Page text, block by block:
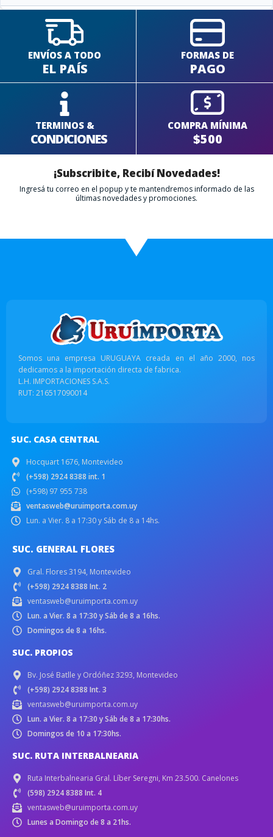
ENVÍOS A TODO
EL PAÍS
FORMAS DE
PAGO
TERMINOS &
CONDICIONES
COMPRA MÍNIMA
$500
¡Subscribite, Recibí Novedades!
Ingresá tu correo en el popup y te mantendremos informado de las
últimas novedades y promociones.
Somos una empresa URUGUAYA creada en el año 2000, nos
dedicamos a la importación directa de fabrica.
L.H. IMPORTACIONES S.A.S.
RUT: 216517090014
SUC. CASA CENTRAL
Hocquart 1676, Montevideo
(+598) 2924 8388 int. 1
(+598) 97 955 738
ventasweb@uruimporta.com.uy
Lun. a Vier. 8 a 17:30 y Sáb de 8 a 14hs.
SUC. GENERAL FLORES
Gral. Flores 3194, Montevideo
(+598) 2924 8388 Int. 2
ventasweb@uruimporta.com.uy
Lun. a Vier. 8 a 17:30 y Sáb de 8 a 16hs.
Domingos de 8 a 16hs.
SUC. PROPIOS
Bv. José Batlle y Ordóñez 3293, Montevideo
(+598) 2924 8388 Int. 3
ventasweb@uruimporta.com.uy
Lun. a Vier. 8 a 17:30 y Sáb de 8 a 17:30hs.
Domingos de 10 a 17:30hs.
SUC. RUTA INTERBALNEARIA
Ruta Interbalnearia Gral. Líber Seregni, Km 23.500. Canelones
(598) 2924 8388 Int. 4
ventasweb@uruimporta.com.uy
Lunes a Domingo de 8 a 21hs.